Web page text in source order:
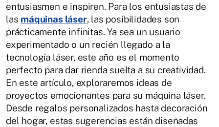
entusiasmen e inspiren. Para los entusiastas de
las máquinas láser, las posibilidades son
prácticamente infinitas. Ya sea un usuario
experimentado o un recién llegado a la
tecnología láser, este año es el momento
perfecto para dar rienda suelta a su creatividad.
En este artículo, exploraremos ideas de
proyectos emocionantes para su máquina láser.
Desde regalos personalizados hasta decoración
del hogar, estas sugerencias están diseñadas